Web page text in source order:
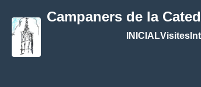
Campaners de la
INICIALVisites